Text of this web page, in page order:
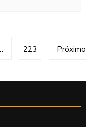
223 Próximo